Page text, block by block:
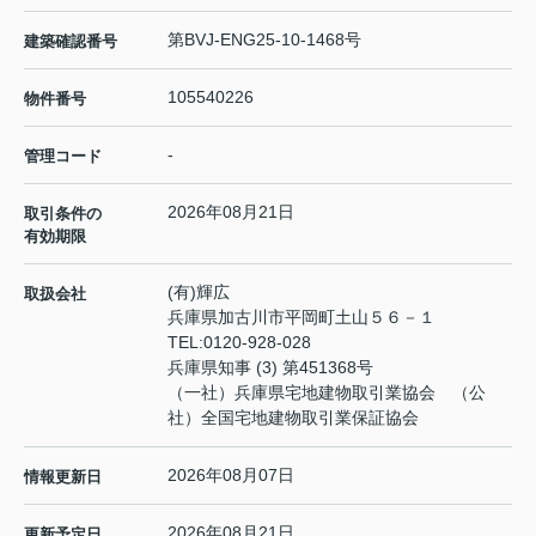
建築確認番号 第BVJ-ENG25-10-1468号
物件番号 105540226
管理コード -
取引条件の
有効期限
2026年08月21日
取扱会社
(有)輝広
兵庫県加古川市平岡町土山５６－１
TEL:0120-928-028
兵庫県知事 (3) 第451368号
（一社）兵庫県宅地建物取引業協会 （公
社）全国宅地建物取引業保証協会
情報更新日 2026年08月07日